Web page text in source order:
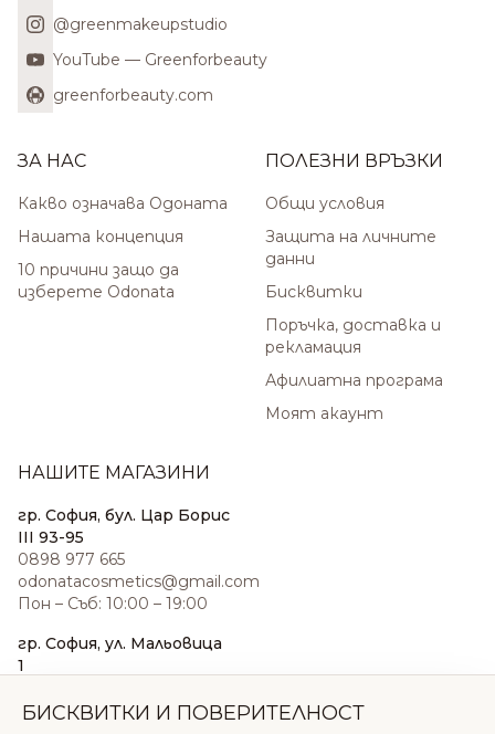
@greenmakeupstudio
YouTube — Greenforbeauty
greenforbeauty.com
ЗА НАС
Какво означава Одоната
Нашата концепция
10 причини защо да
изберете Odonata
ПОЛЕЗНИ ВРЪЗКИ
Общи условия
Защита на личните
данни
Бисквитки
Поръчка, доставка и
рекламация
Афилиатна програма
Моят акаунт
НАШИТЕ МАГАЗИНИ
гр. София, бул. Цар Борис
III 93-95
0898 977 665
odonatacosmetics@gmail.com
Пон – Съб: 10:00 – 19:00
гр. София, ул. Мальовица
1
sales@odonatacosmetics.com
БИСКВИТКИ И ПОВЕРИТЕЛНОСТ